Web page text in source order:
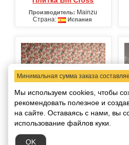
Производитель: Mainzu
Страна:
Испания
Плитка Bolonia
Производитель:
Страна:
Минимальная сумма заказа
Мы используем cookies, чтобы
рекомендовать полезное и
на сайте. Оставаясь с нами, вы
использование файлов куки.
OK